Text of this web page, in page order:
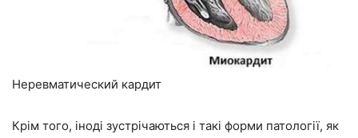
Неревматический кардит
Крім того, іноді зустрічаються і такі форми патології, як